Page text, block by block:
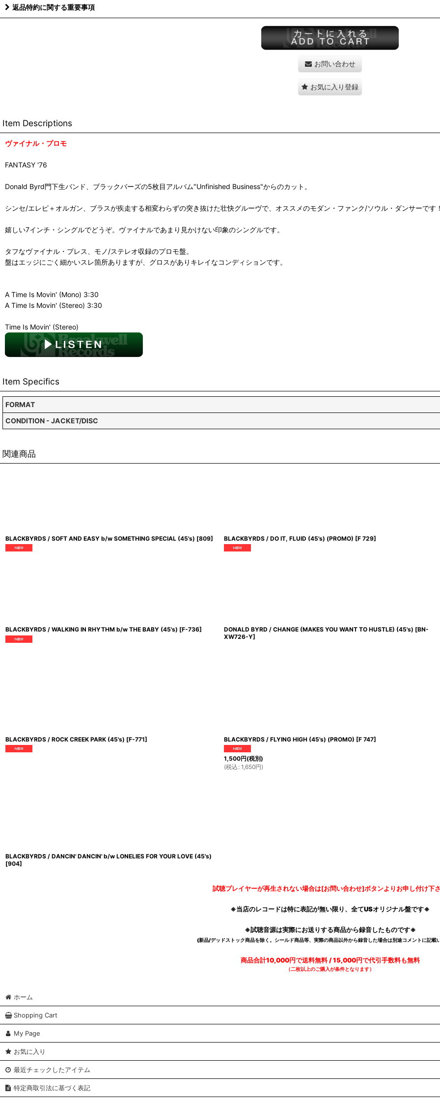
返品特約に関する重要事項
お問い合わせ
お気に入り登録
Item Descriptions
ヴァイナル・プロモ
FANTASY '76
Donald Byrd門下生バンド、ブラックバーズの5枚目アルバム"Unfinished Business"からのカット。
シンセ/エレピ＋オルガン、ブラスが疾走する相変わらずの突き抜けた壮快グルーヴで、オススメのモダン・ファンク/ソウル・ダンサーです！
嬉しい7インチ・シングルでどうぞ。ヴァイナルであまり見かけない印象のシングルです。
タフなヴァイナル・プレス、モノ/ステレオ収録のプロモ盤。
盤はエッジにごく細かいスレ箇所ありますが、グロスがありキレイなコンディションです。
A Time Is Movin' (Mono) 3:30
A Time Is Movin' (Stereo) 3:30
Time Is Movin' (Stereo)
Item Specifics
FORMAT
CONDITION - JACKET/DISC
関連商品
BLACKBYRDS / SOFT AND EASY b/w SOMETHING SPECIAL (45's) [809] BLACKBYRDS / DO IT, FLUID (45's) (PROMO) [F 729]
BLACKBYRDS / WALKING IN RHYTHM b/w THE BABY (45's) [F-736] DONALD BYRD / CHANGE (MAKES YOU WANT TO HUSTLE) (45's) [BN-
XW726-Y]
BLACKBYRDS / ROCK CREEK PARK (45's) [F-771] BLACKBYRDS / FLYING HIGH (45's) (PROMO) [F 747]
1,500円(税別)
(税込 : 1,650円)
BLACKBYRDS / DANCIN' DANCIN' b/w LONELIES FOR YOUR LOVE (45's)
[904]
試聴プレイヤーが再生されない場合は[お問い合わせ]ボタンよりお申し付け下
※当店のレコードは特に表記が無い限り、全てUSオリジナル盤です※
※試聴音源は実際にお送りする商品から録音したものです※
(新品/デッドストック商品を除く。シールド商品等、実際の商品以外から録音した場合は別途コメントに記載
商品合計10,000円で送料無料 / 15,000円で代引手数料も無料
（二枚以上のご購入が条件となります）
ホーム
Shopping Cart
My Page
お気に入り
最近チェックしたアイテム
特定商取引法に基づく表記